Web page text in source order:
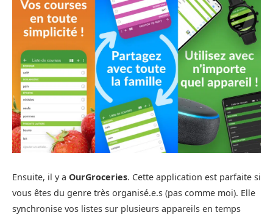
Ensuite, il y a OurGroceries. Cette application est parfaite si
vous êtes du genre très organisé.e.s (pas comme moi). Elle
synchronise vos listes sur plusieurs appareils en temps